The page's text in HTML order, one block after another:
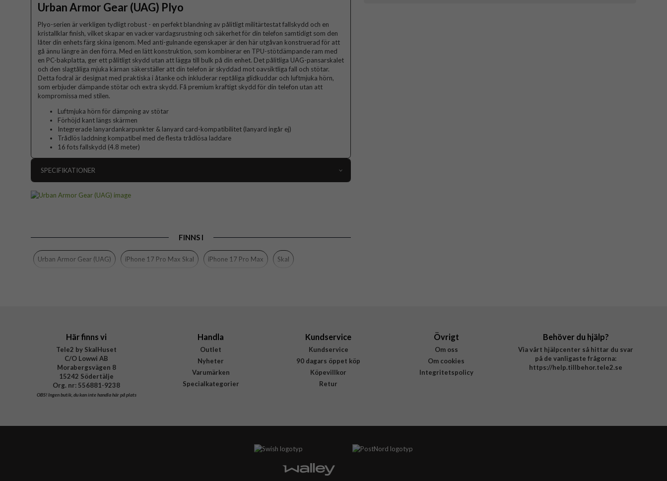
Urban Armor Gear (UAG) Plyo
Plyo-serien är verkligen tydligt robust - en perfekt blandning av pålitligt militärtestat fallskydd och en
kristallklar finish, vilket skapar en vacker vardagsrustning och säkerhet för din telefon samtidigt som den
låter din enhets färg skina igenom. Med anti-gulnande egenskaper är den här utgåvan konstruerad för att
gå ännu längre än den förra. Med en lätt konstruktion, som kombinerar en TPU-stötdämpande ram med
en PC-bakplatta, ger ett pålitligt skydd utan att lägga till bulk på din enhet. Det pålitliga UAG-pansarskalet
och den slagtåliga mjuka kärnan säkerställer att din telefon är skyddad mot oavsiktliga fall och stötar.
Detta fodral är designat med praktiska i åtanke och inkluderar reptåliga glidkuddar och luftmjuka hörn,
som erbjuder dämpande stötar och extra skydd. Få premium kraftigt skydd för din telefon utan att
kompromissa med stilen.
Luftmjuka hörn för dämpning av stötar
Förhöjd kant längs skärmen
Integrerade lanyardankarpunkter & lanyard card-kompatibilitet (lanyard ingår ej)
Trådlös laddning kompatibel med de flesta trådlösa laddare
16 fots fallskydd (4.8 meter)
SPECIFIKATIONER
Egenskaper
Stöttålig, Trådlös laddning-kompatibel
Färg
Genomskinlig, Vit
FINNS I
Urban Armor Gear (UAG) iPhone 17 Pro Max Skal iPhone 17 Pro Max Skal
Här finns vi
Tele2 by SkalHuset
C/O Lowwi AB
Morabergsvägen 8
15242 Södertälje
Org. nr: 556881-9238
OBS!Ingen butik, du kan inte handla här på plats
Handla
Outlet
Nyheter
Varumärken
Specialkategorier
Kundservice
Kundservice
90 dagars öppet köp
Köpevillkor
Retur
Övrigt
Om oss
Om cookies
Integritetspolicy
Behöver du hjälp?
Via vårt hjälpcenter så hittar du svar
på de vanligaste frågorna:
https://help.tillbehor.tele2.se